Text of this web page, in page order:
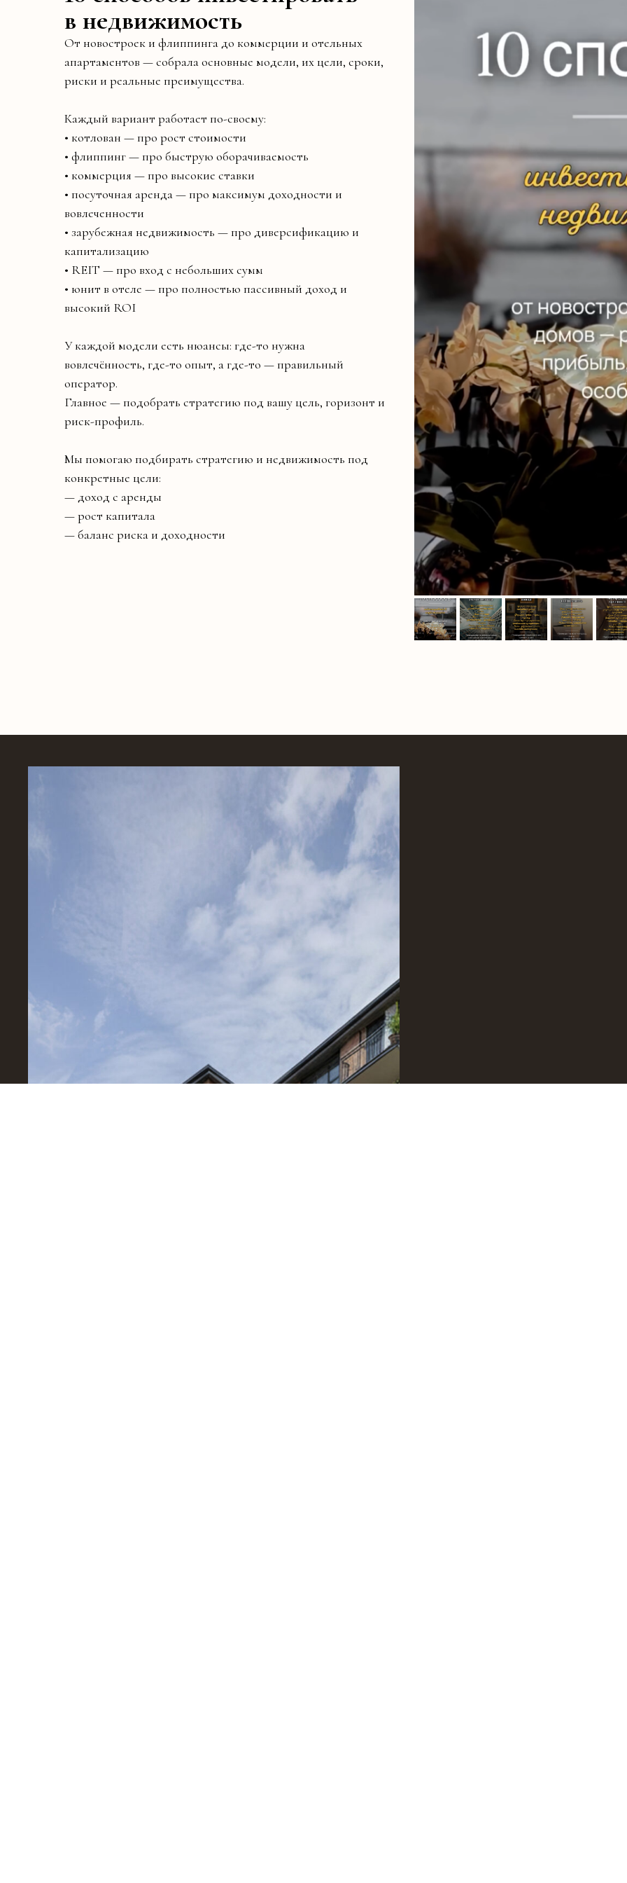
в недвижимость
От новостроек и флиппинга до коммерции и отельных
апартаментов — собрала основные модели, их цели, сроки,
риски и реальные преимущества.
Каждый вариант работает по-своему:
• котлован — про рост стоимости
• флиппинг — про быструю оборачиваемость
• коммерция — про высокие ставки
• посуточная аренда — про максимум доходности и
вовлеченности
• зарубежная недвижимость — про диверсификацию и
капитализацию
• REIT — про вход с небольших сумм
• юнит в отеле — про полностью пассивный доход и
высокий ROI
У каждой модели есть нюансы: где-то нужна
вовлечённость, где-то опыт, а где-то — правильный
оператор.
Главное — подобрать стратегию под вашу цель, горизонт и
риск-профиль.
Мы помогаю подбирать стратегию и недвижимость под
конкретные цели:
— доход с аренды
— рост капитала
— баланс риска и доходности